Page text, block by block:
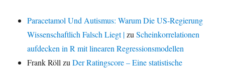
Paracetamol Und Autismus: Warum Die US-Regierung
Wissenschaftlich Falsch Liegt |zuScheinkorrelationen
aufdecken in R mit linearen Regressionsmodellen
Frank Röll zuDer Ratingscore – Eine statistische